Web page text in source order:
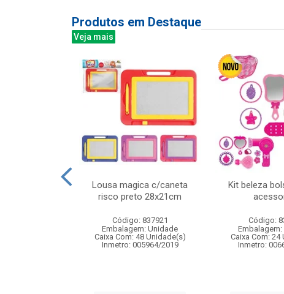
Produtos em Destaque
Veja mais
Lousa magica c/caneta
risco preto 28x21cm
Código: 837921
Embalagem: Unidade
Caixa Com: 48 Unidade(s)
Inmetro: 005964/2019
Kit beleza
Código:
Caixa Com: 24
Inmetro: